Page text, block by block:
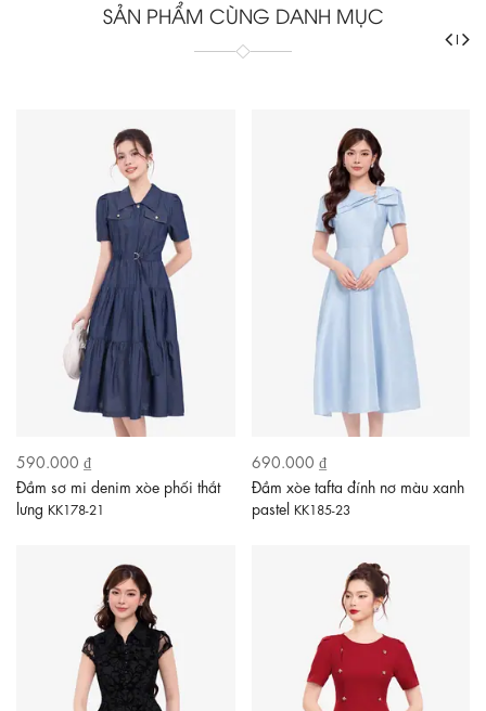
SẢN PHẨM CÙNG DANH MỤC
590.000 ₫
Đầm sơ mi denim xòe phối thắt
lưng KK178-21
690.000 ₫
Đầm xòe tafta đính nơ màu xanh
pastel KK185-23